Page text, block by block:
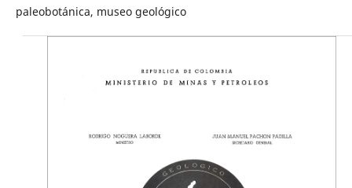
paleobotánica, museo geológico